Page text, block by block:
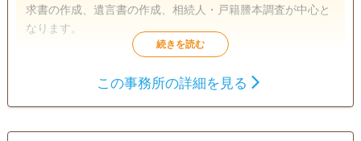
求書の作成、遺言書の作成、相続人・戸籍謄本調査が中心と
なります。
この事務所の詳細を見る